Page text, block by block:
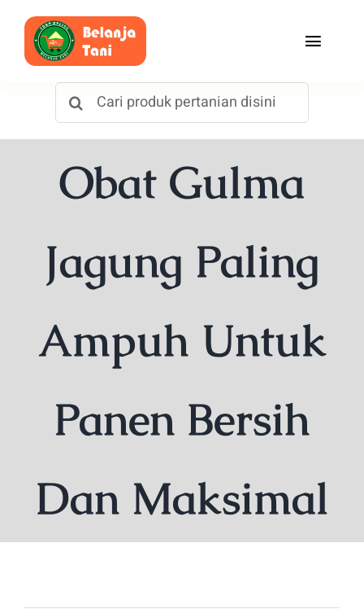
Skip
content
Toggle
Beranda
Belanja
Blog
Search
for:
Obat Gulma
Jagung Paling
Ampuh Untuk
Panen Bersih
Dan Maksimal